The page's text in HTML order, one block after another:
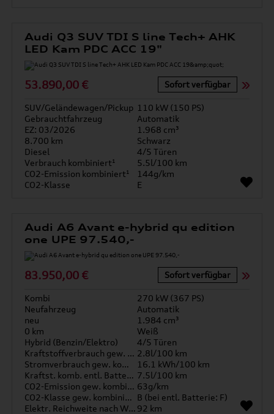
Audi Q3 SUV TDI S line Tech+ AHK
LED Kam PDC ACC 19"
53.890,00 € Sofort verfügbar
SUV/Geländewagen/Pickup 110 kW (150 PS)
Gebrauchtfahrzeug
Automatik
EZ: 03/2026
1.968 cm³
8.700 km
Schwarz
Diesel
4/5 Türen
Verbrauch kombiniert¹
5.5l/100 km
CO2-Emission kombiniert¹
144g/km
CO2-Klasse
E
Audi A6 Avant e-hybrid qu edition
one UPE 97.540,-
83.950,00 € Sofort verfügbar
Kombi
270 kW (367 PS)
Neufahrzeug
Automatik
neu
1.984 cm³
0 km
Weiß
Hybrid (Benzin/Elektro)
4/5 Türen
Kraftstoffverbrauch gew. kombiniert 2.8l/100 km
Stromverbrauch gew. kombiniert
16.1 kWh/100 km
Kraftst. komb. entl. Batterie 7.5l/100 km
CO2-Emission gew. kombiniert 63g/km
CO2-Klasse gew. kombiniert B (bei entl. Batterie: F)
Elektr. Reichweite nach WLTP* 92 km